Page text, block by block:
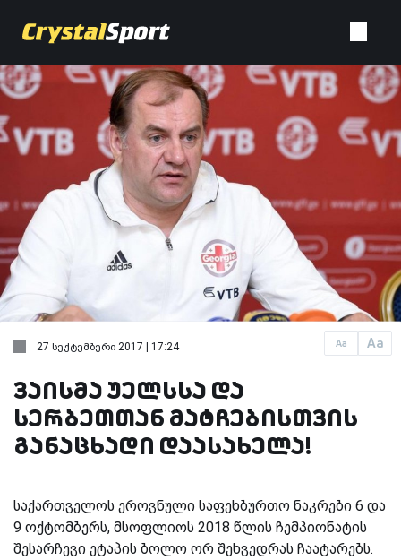
Aa Aa
27 სექტემბერი 2017 | 17:24
ვაისმა უელსსა და
სერბეთთან მატჩებისთვის
განაცხადი დაასახელა!
საქართველოს ეროვნული საფეხბურთო ნაკრები 6 და
9 ოქტომბერს, მსოფლიოს 2018 წლის ჩემპიონატის
შესარჩევი ეტაპის ბოლო ორ შეხვედრას ჩაატარებს.